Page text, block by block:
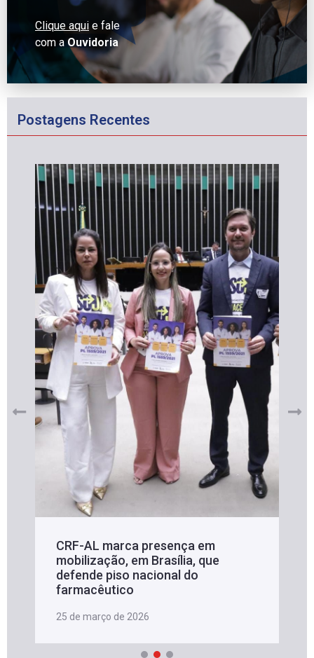
Clique aqui e fale
com aOuvidoria
Postagens Recentes
CRF-AL marca presença em
mobilização, em Brasília, que
defende piso nacional do
farmacêutico
25 de março de 2026